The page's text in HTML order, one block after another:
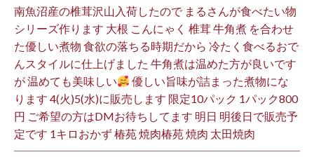
南魚沼産の椎茸沢山入荷したので まるさんが食べたい物
シリーズ作ります 大根 こんにゃく 椎茸 牛角煮 を合わせ
た優しい煮物 食欲の落ちる時期だから 冷たく食べるおで
んスタイルに仕上げました 牛角煮は温めた方が良いです
が 温めても美味しい
優しい旨味が詰まった煮物にな
ります 4(火)5(水)に販売します 限定10パック 1パック800
円 ご希望の方はDMお待ちしてます 明日 明後日で販売予
定です 1キロおかず 椿苑 焼肉椿苑 焼肉 太田焼肉